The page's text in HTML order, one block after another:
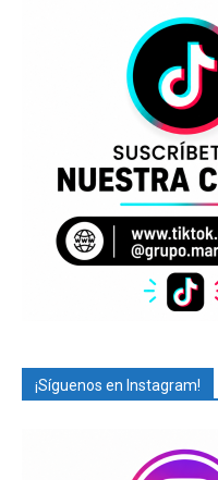
¡Síguenos en Instagram!